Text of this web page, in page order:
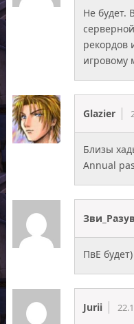
Не будет.
рекордов
игровому
Glazier
Близы
Annual
ПвЕ
Jurii